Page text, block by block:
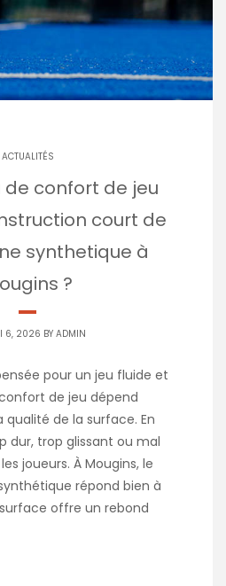
ACTUALITÉS
de confort de jeu
court de
synthetique à
?
6, 2026 BYADMIN
pour un jeu fluide et
de jeu dépend
qualité de la surface. En
dur, trop glissant ou mal
joueurs. À Mougins, le
répond bien à
offre un rebond